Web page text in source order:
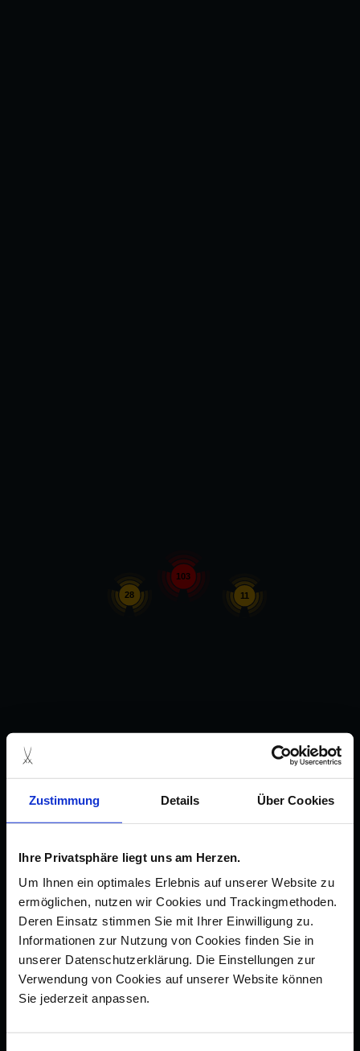
Zustimmung Details Über Cookies
Ihre Privatsphäre liegt uns am Herzen.
Um Ihnen ein optimales Erlebnis auf unserer Website zu
ermöglichen, nutzen wir Cookies und Trackingmethoden.
Deren Einsatz stimmen Sie mit Ihrer Einwilligung zu.
Informationen zur Nutzung von Cookies finden Sie in
unserer Datenschutzerklärung. Die Einstellungen zur
Verwendung von Cookies auf unserer Website können
Sie jederzeit anpassen.
103
11
28